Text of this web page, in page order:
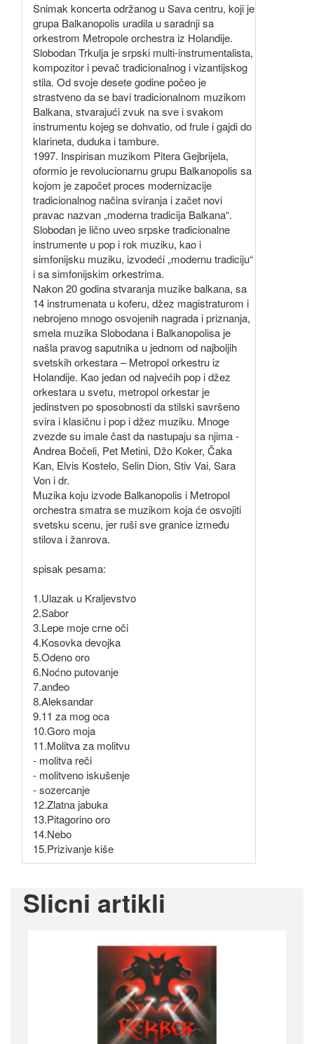
Snimak koncerta održanog u Sava centru, koji je
grupa Balkanopolis uradila u saradnji sa
orkestrom Metropole orchestra iz Holandije.
Slobodan Trkulja je srpski multi-instrumentalista,
kompozitor i pevač tradicionalnog i vizantijskog
stila. Od svoje desete godine počeo je
strastveno da se bavi tradicionalnom muzikom
Balkana, stvarajući zvuk na sve i svakom
instrumentu kojeg se dohvatio, od frule i gajdi do
klarineta, duduka i tambure.
1997. Inspirisan muzikom Pitera Gejbrijela,
oformio je revolucionarnu grupu Balkanopolis sa
kojom je započet proces modernizacije
tradicionalnog načina sviranja i začet novi
pravac nazvan „moderna tradicija Balkana“.
Slobodan je lično uveo srpske tradicionalne
instrumente u pop i rok muziku, kao i
simfonijsku muziku, izvodeći „modernu tradiciju“
i sa simfonijskim orkestrima.
Nakon 20 godina stvaranja muzike balkana, sa
14 instrumenata u koferu, džez magistraturom i
nebrojeno mnogo osvojenih nagrada i priznanja,
smela muzika Slobodana i Balkanopolisa je
našla pravog saputnika u jednom od najboljih
svetskih orkestara – Metropol orkestru iz
Holandije. Kao jedan od najvećih pop i džez
orkestara u svetu, metropol orkestar je
jedinstven po sposobnosti da stilski savršeno
svira i klasičnu i pop i džez muziku. Mnoge
zvezde su imale čast da nastupaju sa njima -
Andrea Bočeli, Pet Metini, Džo Koker, Čaka
Kan, Elvis Kostelo, Selin Dion, Stiv Vai, Sara
Von i dr.
Muzika koju izvode Balkanopolis i Metropol
orchestra smatra se muzikom koja će osvojiti
svetsku scenu, jer ruši sve granice između
stilova i žanrova.
spisak pesama:
1.Ulazak u Kraljevstvo
2.Sabor
3.Lepe moje crne oči
4.Kosovka devojka
5.Odeno oro
6.Noćno putovanje
7.anđeo
8.Aleksandar
9.11 za mog oca
10.Goro moja
11.Molitva za molitvu
- molitva reči
- molitveno iskušenje
- sozercanje
12.Zlatna jabuka
13.Pitagorino oro
14.Nebo
15.Prizivanje kiše
Slicni artikli